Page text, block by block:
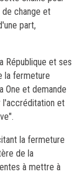
change et
part,
République et ses
la fermeture
One et demande
l'accréditation et
la fermeture
de la
à mettre à